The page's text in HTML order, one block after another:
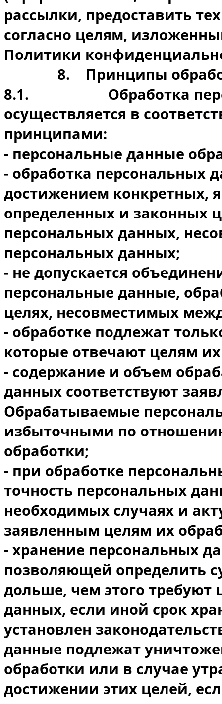
рассылки, предоставить
согласно целям,
Политики
8.
Принципы
8.1.
Обработка
осуществляется в
принципами:
- персональные данные
- обработка персональных
достижением конкретных,
определенных и законных
персональных данных,
персональных данных;
- не допускается
персональные данные,
целях, несовместимых
- обработке подлежат
которые отвечают целям
- содержание и объем
данных соответствуют
Обрабатываемые
избыточными по
обработки;
- при обработке
точность персональных
необходимых случаях и
заявленным целям их
- хранение персональных
позволяющей определить
дольше, чем этого требуют
данных, если иной срок
установлен
данные подлежат
обработки или в случае
достижении этих целей,